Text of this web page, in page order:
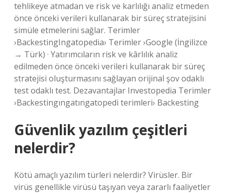
tehlikeye atmadan ve risk ve karlılığı analiz etmeden
önce önceki verileri kullanarak bir süreç stratejisini
simüle etmelerini sağlar. Terimler
›BackestingIngatopedia› Terimler ›Google (İngilizce
→ Türk) · Yatırımcıların risk ve kârlılık analiz
edilmeden önce önceki verileri kullanarak bir süreç
stratejisi oluşturmasını sağlayan orijinal şov odaklı
test odaklı test. Dezavantajlar Investopedia Terimler
›Backestingıngatıngatopedi terimleri› Backesting
Güvenlik yazılım çeşitleri
nelerdir?
Kötü amaçlı yazılım türleri nelerdir? Virüsler. Bir
virüs genellikle virüsü taşıyan veya zararlı faaliyetler